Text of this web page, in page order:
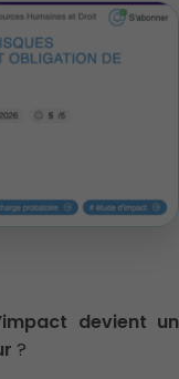
devient un
?